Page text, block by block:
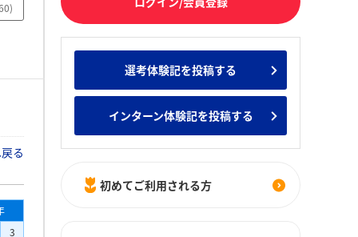
卒就職人気企業ランキング みんなのインターン人気企業ランキ
・DX現場社員インタビュー
)
る
3
選考体験記を投稿する
インターン体験記を投稿する
初めてご利用される方